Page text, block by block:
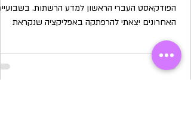
הפודקאסט העברי הראשון למדע הרשתות.
האחרונים יצאתי להרפתקה באפליקציה שנקראת